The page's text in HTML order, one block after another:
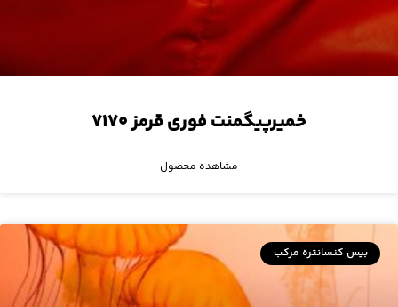
خمیرپیگمنت فوری قرمز ۷۱۷۰
مشاهده محصول
بیس کنسانتره مرکب